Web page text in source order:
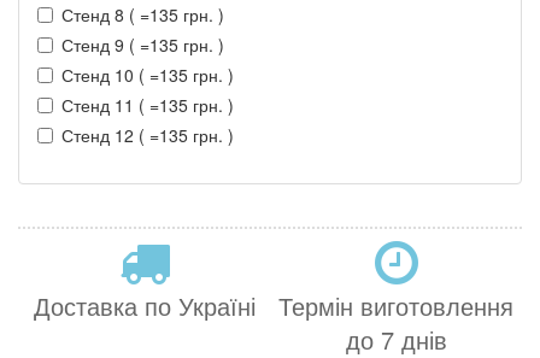
Стенд 8 ( =135 грн. )
Стенд 9 ( =135 грн. )
Стенд 10 ( =135 грн. )
Стенд 11 ( =135 грн. )
Стенд 12 ( =135 грн. )
Доставка по Україні
Термін виготовлення
до 7 днів